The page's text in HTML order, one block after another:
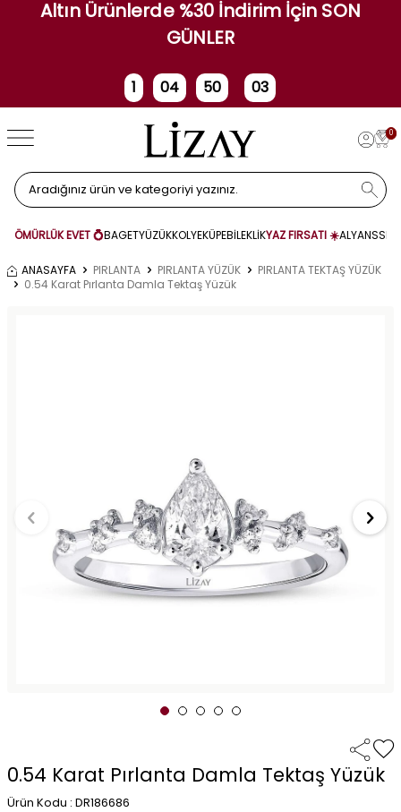
Altın Ürünlerde %30 İndirim İçin SON
GÜNLER
1
Gün
04
Saat
50 03
0
ÖMÜRLÜK EVET 💍BAGETYÜZÜKKOLYEKÜPEBİLEKLİKYAZ FIRSATI ☀️ALYANS
ANASAYFA PIRLANTA PIRLANTA YÜZÜK
PIRLANTA TEKTAŞ YÜZÜK
0.54 Karat Pırlanta Damla Tektaş Yüzük
0.54 Karat Pırlanta Damla Tektaş Yüzük
Ürün Kodu : DR186686